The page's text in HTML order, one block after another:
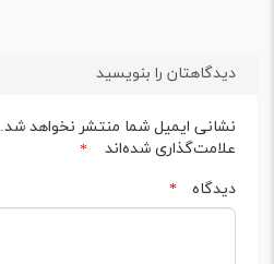
دیدگاهتان را بنویسید
نشانی ایمیل شما منتشر نخواهد شد.
علامت‌گذاری شده‌اند
*
دیدگاه
*